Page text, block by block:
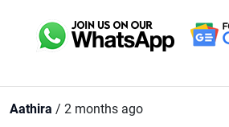
Aathira / 2 months ago